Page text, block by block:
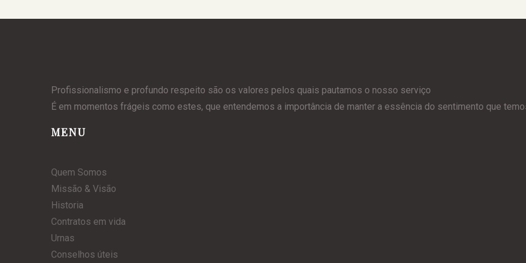
Profissionalismo e profundo respeito são os valores pelos quais pautamos o nosso serviço
É em momentos frágeis como estes, que entendemos a importância de manter a essência do sentimento que
MENU
Quem Somos
Missão & Visão
Historia
Contratos em vida
Urnas
Conselhos úteis